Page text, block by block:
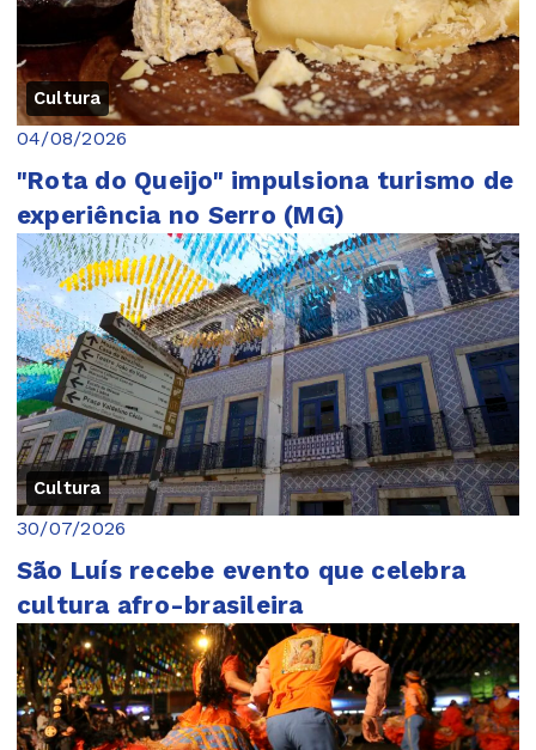
Cultura
04/08/2026
"Rota do Queijo" impulsiona turismo de
experiência no Serro (MG)
Cultura
30/07/2026
São Luís recebe evento que celebra
cultura afro-brasileira